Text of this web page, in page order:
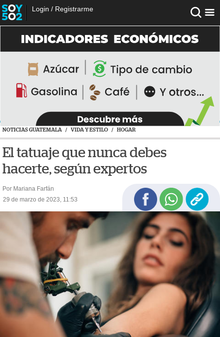
Login / Registrarme
NOTICIAS GUATEMALA / VIDA Y ESTILO / HOGAR
El tatuaje que nunca debes
hacerte, según expertos
Por Mariana Farfán
29 de marzo de 2023, 11:53